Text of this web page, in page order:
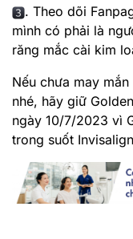
. Theo dõi
mình có phải là
răng mắc cài kim
Nếu chưa may
nhé, hãy giữ
ngày 10/7/2023 vì
trong suốt